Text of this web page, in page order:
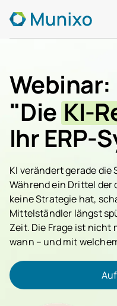
Webinar:
"DieKI-
Ihr ERP-
KI verändert gerade die
Während ein Drittel
keine Strategie hat,
Mittelständler längst
Zeit. Die Frage ist nicht
wann – und mit